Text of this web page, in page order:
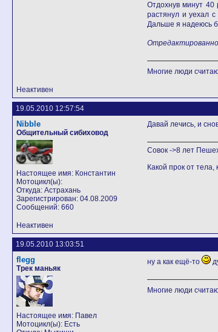
Отдохнув минут 40
растянул и уехал
Дальше я надеюсь
Многие люди
Неактивен
19.05.2010 12:57:54
Nibble
Общительный сибиховод
Настоящее имя: Константин
Мотоцикл(ы):
Откуда: Астрахань
Зарегистрирован: 04.08.2009
Сообщений: 660
Давай лечись, и
Совок ->8 лет
Какой прок от
Неактивен
19.05.2010 13:03:51
flegg
Трек маньяк
Настоящее имя: Павел
Мотоцикл(ы): Есть
ну а как ещё-то
Многие люди